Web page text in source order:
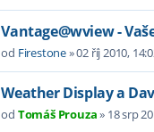
Vantage@wview -
od Firestone»02 říj 2010,
Weather Display a
od Tomáš Prouza» 18 srp